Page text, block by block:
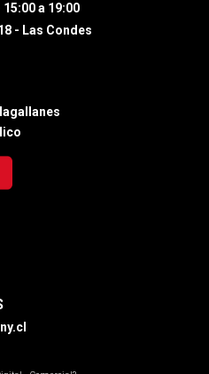
15:00 a 19:00
- Las Condes